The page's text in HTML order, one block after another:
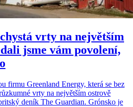
vrty na největším
jsme vám povolení,
firmu Greenland Energy, která se bez
vrty na největším ostrově
deník The Guardian. Grónsko je